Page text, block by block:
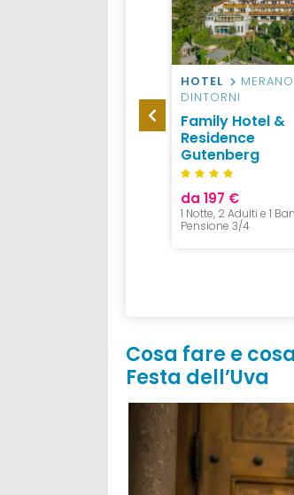
HOTEL
DINTORNI
Family Hotel &
Residence
Gutenberg
da 197 €
1 Notte, 2 Adulti e 1
Pensione 3/4
Cosa fare e
Festa dell’Uva